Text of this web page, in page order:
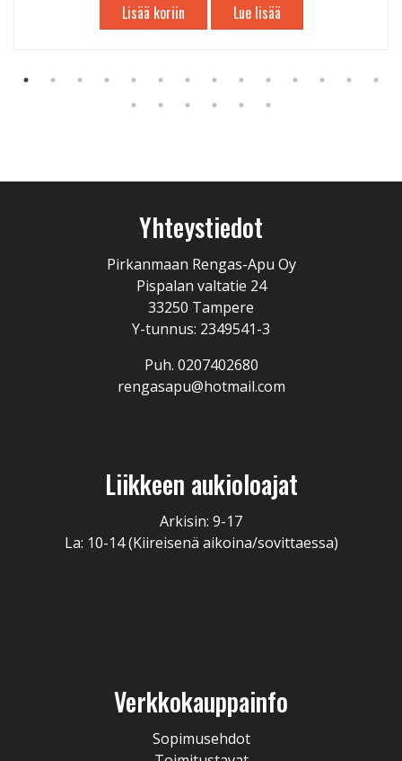
Lisää koriin Lue lisää
Yhteystiedot
Pirkanmaan Rengas-Apu Oy
Pispalan valtatie 24
33250 Tampere
Y-tunnus: 2349541-3
Puh. 0207402680
rengasapu@hotmail.com
Liikkeen aukioloajat
Arkisin: 9-17
La: 10-14 (Kiireisenä aikoina/sovittaessa)
Verkkokauppainfo
Sopimusehdot